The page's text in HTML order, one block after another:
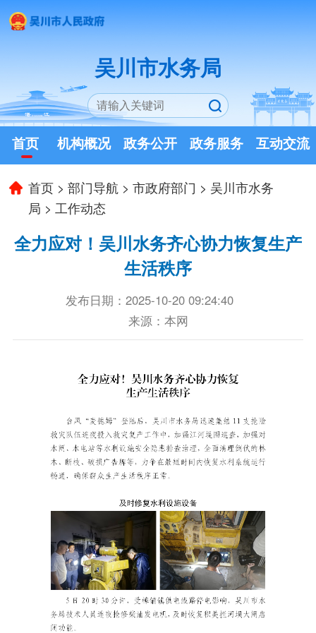
吴川市水务局
首页 机构概况 政务公开 政务服务 互动交流
首页 >部门导航 >市政府部门 > 吴川市水务
局 > 工作动态
全力应对！吴川水务齐心协力恢复生产
生活秩序
发布日期：2025-10-20 09:24:40
来源：本网